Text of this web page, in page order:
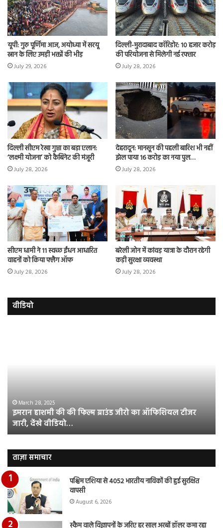
यूपी: गुरु पूर्णिमा आज, अयोध्या में सरयू
स्नान के लिए उमड़ी भक्तों की भीड़
July 29, 2026
दिल्ली-मुरादाबाद कॉरिडोर: 10 हजार करोड़
की परियोजना से मिलेगी नई रफ्तार
July 28, 2026
दिल्ली सीएम रेखा गुप्ता का बड़ा एलान:
‘लक्ष्मी योजना’ को कैबिनेट की मंजूरी
July 28, 2026
देहरादून: मानसून की पहली बारिश भी नहीं
झेल पाया 16 करोड़ का नया पुल…
July 28, 2026
सीएम धामी ने 11 स्वच्छ ईंधन आधारित
वाहनों को किया फ्लैग ऑफ
July 28, 2026
बरेली जोन में कांवड़ यात्रा के दौरान रहेगी
कड़ी सुरक्षा व्यवस्था
July 28, 2026
वीडियो
का
ऑफिशियल
टीजर
जारी,
वीडियो…
March 28, 2025
इमरान हाशमी की की फिल्म ग्राउंड जीरो का ऑफिशियल टीजर
जारी, देंखे वीडियो…
ताज़ा समाचार
पश्चिम एशिया से 4052 भारतीय नाविकों की हुई सुरक्षित
वापसी
August 6, 2026